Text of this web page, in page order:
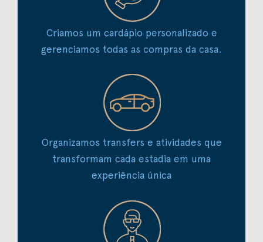
Criamos um cardápio personalizado e
gerenciamos todas as compras da casa.
Organizamos transfers e atividades que
transformam cada estadia em uma
experiência única